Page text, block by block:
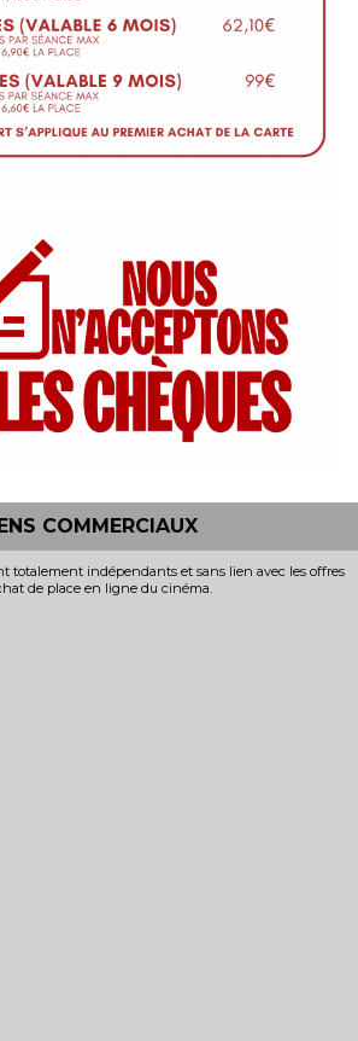
COMMERCIAUX
totalement indépendants et sans lien avec les offres
de place en ligne du cinéma.